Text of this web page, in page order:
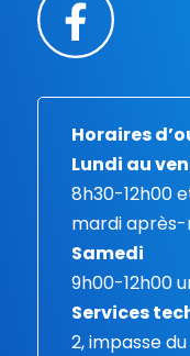
Horaires
Lundi au
8h30-12h00
mardi
Samedi
9h00-12h00
Services
2, impasse